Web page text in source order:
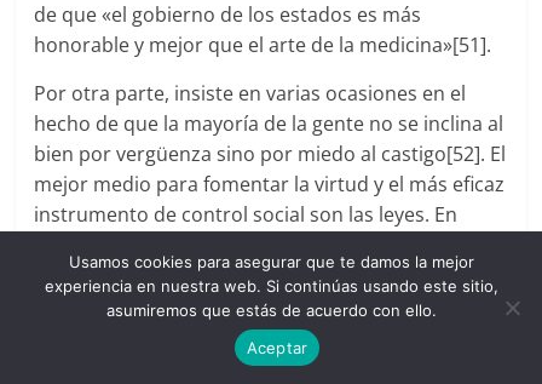
de que «el gobierno de los estados es más
honorable y mejor que el arte de la medicina»[51].
Por otra parte, insiste en varias ocasiones en el
hecho de que la mayoría de la gente no se inclina al
bien por vergüenza sino por miedo al castigo[52]. El
mejor medio para fomentar la virtud y el más eficaz
instrumento de control social son las leyes. En
no defendió aquí ni en ningún otro texto el
absolutismo monárquico de origen teocrático que
ya gozaba de predicamento en la tradición feudal
europea. Por el contrario, él aboga por la
Usamos cookies para asegurar que te damos la mejor
experiencia en nuestra web. Si continúas usando este sitio,
asumiremos que estás de acuerdo con ello.
Aceptar